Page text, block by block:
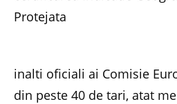
inalti oficiali ai Comisie
din peste 40 de tari, atat